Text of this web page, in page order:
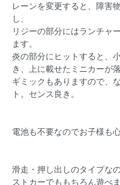
レーンを変更すると、障害
し、
リジーの部分にはランチャ
ます。
炎の部分にヒットすると、
き、上に載せたミニカーが
ギミックもありますので、
ト。センス良き。
電池も不要なのでお子様も
滑走・押し出しのタイプな
ストカーでももちろん遊べ